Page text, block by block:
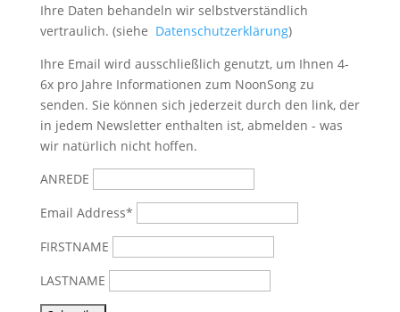
Ihre Daten behandeln wir selbstverständlich
vertraulich. (siehe Datenschutzerklärung)
Ihre Email wird ausschließlich genutzt, um Ihnen 4-
6x pro Jahre Informationen zum NoonSong zu
senden. Sie können sich jederzeit durch den link, der
in jedem Newsletter enthalten ist, abmelden - was
wir natürlich nicht hoffen.
ANREDE
Email Address*
FIRSTNAME
LASTNAME